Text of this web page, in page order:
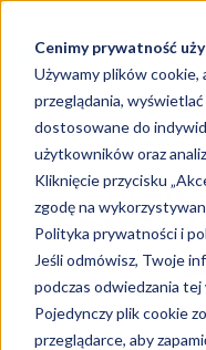
Cenimy prywatność
Używamy plików cookie,
przeglądania,
dostosowane do
użytkowników oraz
Kliknięcie przycisku
zgodę na
Polityka prywatności i
Jeśli odmówisz, Twoje
podczas odwiedzania
Pojedynczy plik cookie
przeglądarce, aby